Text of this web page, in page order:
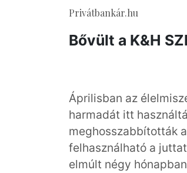
Privátbankár.hu
Bővült a K&H
Áprilisban az
harmadát itt
meghosszabbították
felhasználható a
elmúlt négy